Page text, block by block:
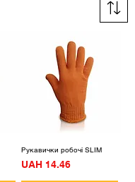
Рукавички робочі SLIM
Price
UAH 14.46